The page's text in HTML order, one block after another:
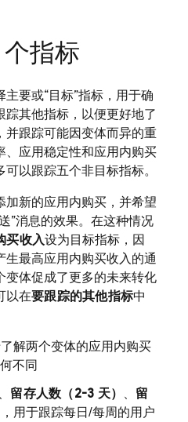
个指标
要或“目标”指标，用于确
踪其他指标，以便更好地了
并跟踪可能因变体而异的重
、应用稳定性和应用内购买
以跟踪五个非目标指标。
加新的应用内购买，并希望
”消息的效果。在这种情况
买收入设为目标指标，因
生最高应用内购买收入的通
变体促成了更多的未来转化
以在要跟踪的其他指标中
解两个变体的应用内购买
不同
、 留存人数（2-3 天） 、 留
，用于跟踪每日/每周的用户